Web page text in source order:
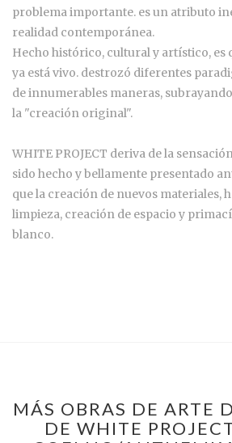
problema importante. es un atributo
realidad contemporánea.
Hecho histórico, cultural y artístico, es
ya está vivo. destrozó diferentes
de innumerables maneras,
la "creación original".
WHITE PROJECT deriva de la
sido hecho y bellamente presentado
que la creación de nuevos materiales,
limpieza, creación de espacio y
blanco.
MÁS OBRAS DE ARTE
DE WHITE